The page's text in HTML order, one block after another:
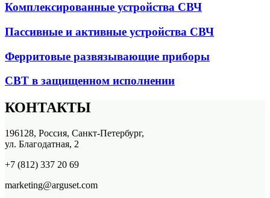
Комплексированные устройства СВЧ
Пассивные и активные устройства СВЧ
Ферритовые развязывающие приборы
СВТ в защищенном исполнении
КОНТАКТЫ
196128, Россия, Санкт-Петербург,
ул. Благодатная, 2
+7 (812) 337 20 69
marketing@arguset.com